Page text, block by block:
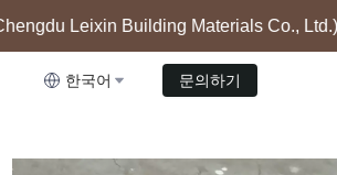
Leixin Building Materials Co.,
Materials Co., Ltd.)는 주로 소결
사하고 있습니다.
한국어 문의하기